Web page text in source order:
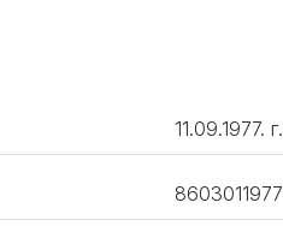
11.09.1977.